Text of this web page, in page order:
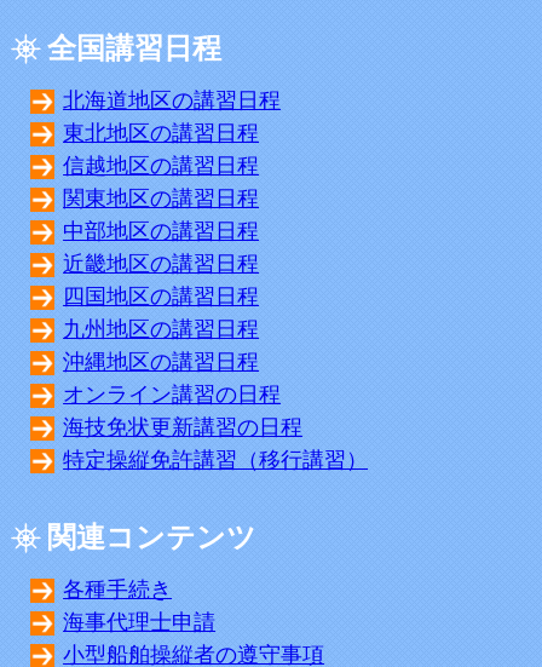
全国講習日程
北海道地区の講習日程
東北地区の講習日程
信越地区の講習日程
関東地区の講習日程
中部地区の講習日程
近畿地区の講習日程
四国地区の講習日程
九州地区の講習日程
沖縄地区の講習日程
オンライン講習の日程
海技免状更新講習の日程
特定操縦免許講習（移行講習）
関連コンテンツ
各種手続き
海事代理士申請
小型船舶操縦者の遵守事項